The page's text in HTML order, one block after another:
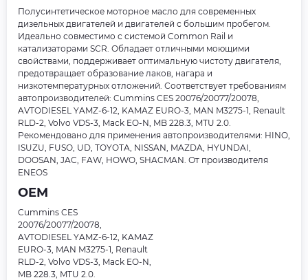
Полусинтетическое моторное масло для современных
дизельных двигателей и двигателей с большим пробегом.
Идеально совместимо с системой Common Rail и
катализаторами SCR. Обладает отличными моющими
свойствами, поддерживает оптимальную чистоту двигателя,
предотвращает образование лаков, нагара и
низкотемпературных отложений. Соответствует требованиям
автопроизводителей: Cummins CES 20076/20077/20078,
AVTODIESEL YAMZ-6-12, KAMAZ EURO-3, MAN M3275-1, Renault
RLD-2, Volvo VDS-3, Mack EO-N, MB 228.3, MTU 2.0.
Рекомендовано для применения автопроизводителями: HINO,
ISUZU, FUSO, UD, TOYOTA, NISSAN, MAZDA, HYUNDAI,
DOOSAN, JAC, FAW, HOWO, SHACMAN. От производителя
ENEOS
OEM
Cummins CES
20076/20077/20078,
AVTODIESEL YAMZ-6-12, KAMAZ
EURO-3, MAN M3275-1, Renault
RLD-2, Volvo VDS-3, Mack EO-N,
MB 228.3, MTU 2.0.